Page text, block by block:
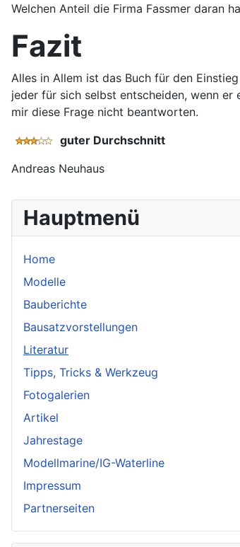
Hauptmenü
Home
Modelle
Bauberichte
Bausatzvorstellungen
Literatur
Tipps, Tricks & Werkzeug
Fotogalerien
Artikel
Jahrestage
Modellmarine/IG-Waterline
Impressum
Partnerseiten
Welchen Anteil die Firma Fassmer daran
Fazit
Alles in Allem ist das Buch für den
jeder für sich selbst entscheiden, wenn
mir diese Frage nicht beantworten.
guter Durchschnitt
Andreas Neuhaus